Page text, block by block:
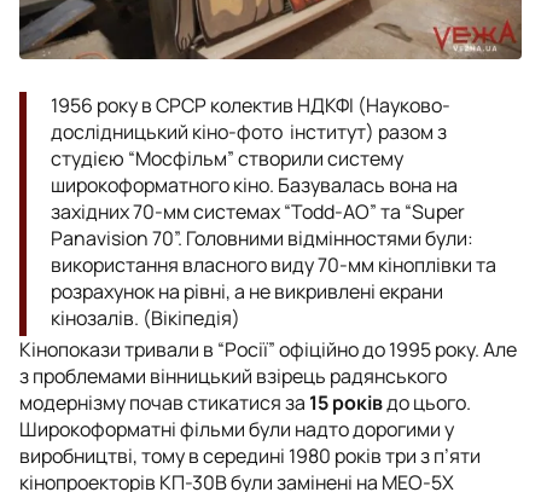
1956 року в СРСР колектив НДКФІ (Науково-
дослідницький кіно-фото інститут) разом з
студією “Мосфільм” створили систему
широкоформатного кіно. Базувалась вона на
західних 70-мм системах “Todd-AO” та “Super
Panavision 70”. Головними відмінностями були:
використання власного виду 70-мм кіноплівки та
розрахунок на рівні, а не викривлені екрани
кінозалів. (Вікіпедія)
Кінопокази тривали в “Росії” офіційно до 1995 року. Але
з проблемами вінницький взірець радянського
модернізму почав стикатися за 15 роківдо цього.
Широкоформатні фільми були надто дорогими у
виробництві, тому в середині 1980 років три з п’яти
кінопроекторів КП-30В були замінені на МЕО-5Х